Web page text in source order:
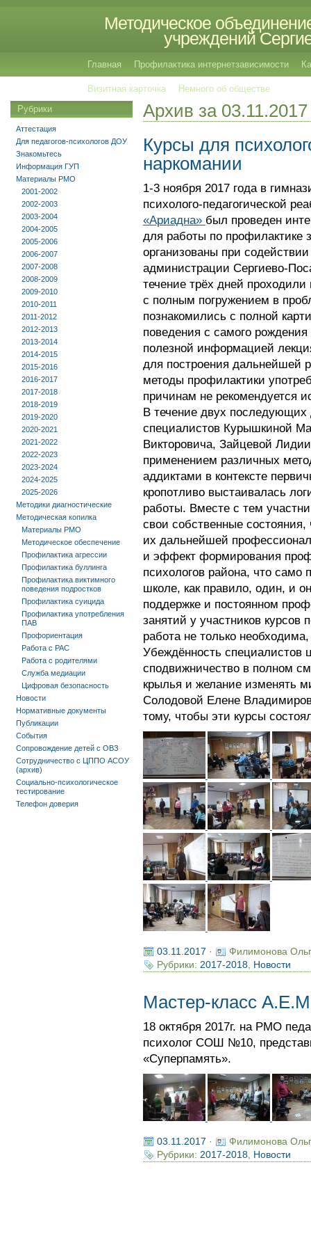
Методическое
учреждений
Главная Профилактика интернетзависимости
Визитная карточка Немного об обществе
Архив за 03.11.2017
Курсы для
наркомании
1-3 ноября 2017 года в
психолого-педагогической
«Ариадна» был проведен
для работы по профилактике
организованы при
администрации Сергиево-
течение трёх дней
с полным погружением в
познакомились с полной
поведения с самого
полезной информацией
для построения дальнейшей
методы профилактики
причинам не рекомендуется
В течение двух последующих
специалистов Курышкиной
Викторовича, Зайцевой
применением различных
аддиктами в контексте
кропотливо выстаивалась
работы. Вместе с тем
свои собственные
их дальнейшей
и эффект формирования
психологов района, что само
школе, как правило, один, и
поддержке и постоянном
занятий у участников курсов
работа не только
Убеждённость специалистов
сподвижничество в полном
крылья и желание изменять
Солодовой Елене
тому, чтобы эти курсы
03.11.2017 ·
Филимонова
Рубрики: 2017-2018, Новости
Мастер-класс
18 октября 2017г. на РМО
психолог СОШ №10,
«Суперпамять».
03.11.2017 ·
Филимонова
Рубрики: 2017-2018, Новости
Рубрики
Аттестация
Для педагогов-психологов ДОУ
Знакомьтесь
Информация ГУП
Материалы РМО
2001-2002
2002-2003
2003-2004
2004-2005
2005-2006
2006-2007
2007-2008
2008-2009
2009-2010
2010-2011
2011-2012
2012-2013
2013-2014
2014-2015
2015-2016
2016-2017
2017-2018
2018-2019
2019-2020
2020-2021
2021-2022
2022-2023
2023-2024
2024-2025
2025-2026
Методики диагностические
Методическая копилка
Материалы РМО
Методическое обеспечение
Профилактика агрессии
Профилактика буллинга
Профилактика виктимного
поведения подростков
Профилактика суицида
Профилактика употребления
ПАВ
Профориентация
Работа с РАС
Работа с родителями
Служба медиации
Цифровая безопасность
Новости
Нормативные документы
Публикации
События
Сопровождение детей с ОВЗ
Сотрудничество с ЦППО АСОУ
(архив)
Социально-психологическое
тестирование
Телефон доверия